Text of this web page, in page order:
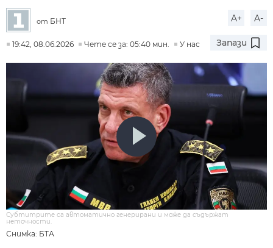
от БНТ A+ A-
19:42, 08.06.2026 Чете се за: 05:40 мин. У нас Запази
Снимка: БТА
Субтитрите са автоматично генерирани и може да съдържат
неточности.